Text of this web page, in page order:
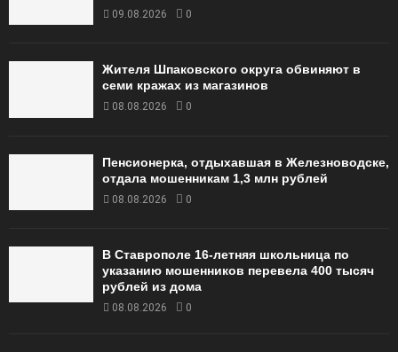
09.08.2026 0
Жителя Шпаковского округа обвиняют в
семи кражах из магазинов
08.08.2026 0
Пенсионерка, отдыхавшая в Железноводске,
отдала мошенникам 1,3 млн рублей
08.08.2026 0
В Ставрополе 16-летняя школьница по
указанию мошенников перевела 400 тысяч
рублей из дома
08.08.2026 0